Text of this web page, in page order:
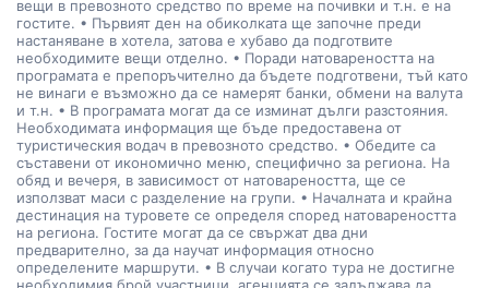
вещи в превозното средство по време на почивки и т.н. е на
гостите. • Първият ден на обиколката ще започне преди
настаняване в хотела, затова е хубаво да подготвите
необходимите вещи отделно. • Поради натовареността на
програмата е препоръчително да бъдете подготвени, тъй като
не винаги е възможно да се намерят банки, обмени на валута
и т.н. • В програмата могат да се изминат дълги разстояния.
Необходимата информация ще бъде предоставена от
туристическия водач в превозното средство. • Обедите са
съставени от икономично меню, специфично за региона. На
обяд и вечеря, в зависимост от натовареността, ще се
използват маси с разделение на групи. • Началната и крайна
дестинация на туровете се определя според натовареността
на региона. Гостите могат да се свържат два дни
предварително, за да научат информация относно
определените маршрути. • В случаи когато тура не достигне